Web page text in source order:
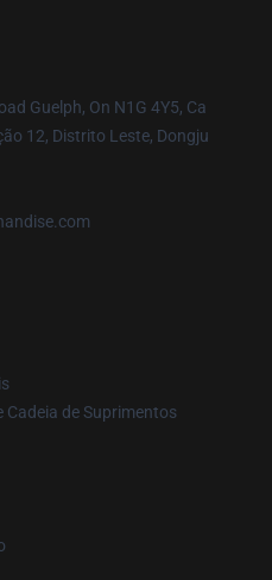
Guelph, On N1G 4Y5, Ca
12, Distrito Leste, Dongju
Cadeia de Suprimentos